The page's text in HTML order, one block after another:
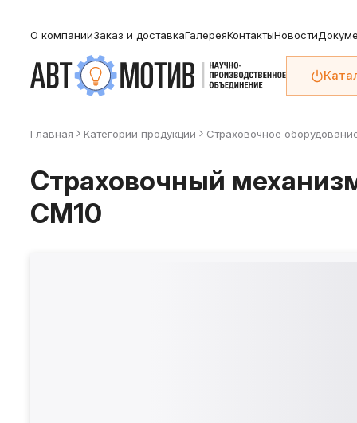
О компанииЗаказ и доставкаГалереяКонтактыНовости
Главная Категории продукции Страховочное
Страховочный
СМ10